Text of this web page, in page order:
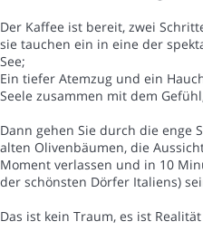
Der Kaffee ist bereit, zwei
sie tauchen ein in eine der
See;
Ein tiefer Atemzug und ein
Seele zusammen mit dem
Dann gehen Sie durch die enge
alten Olivenbäumen, die
Moment verlassen und in 10
der schönsten Dörfer Italiens)
Das ist kein Traum, es ist